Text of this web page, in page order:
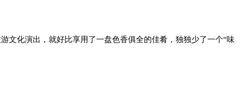
文化演出，就好比享用了一盘色香俱全的佳肴，独独少了一个“味